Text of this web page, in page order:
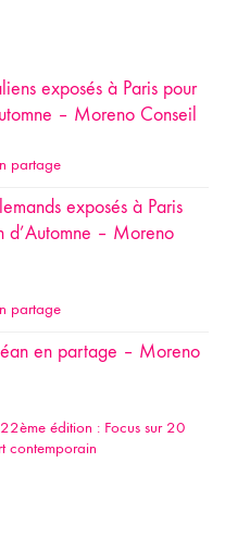
exposés à Paris pour
– Moreno Conseil
partage
exposés à Paris
d’Automne – Moreno
partage
en partage – Moreno
édition : Focus sur 20
contemporain